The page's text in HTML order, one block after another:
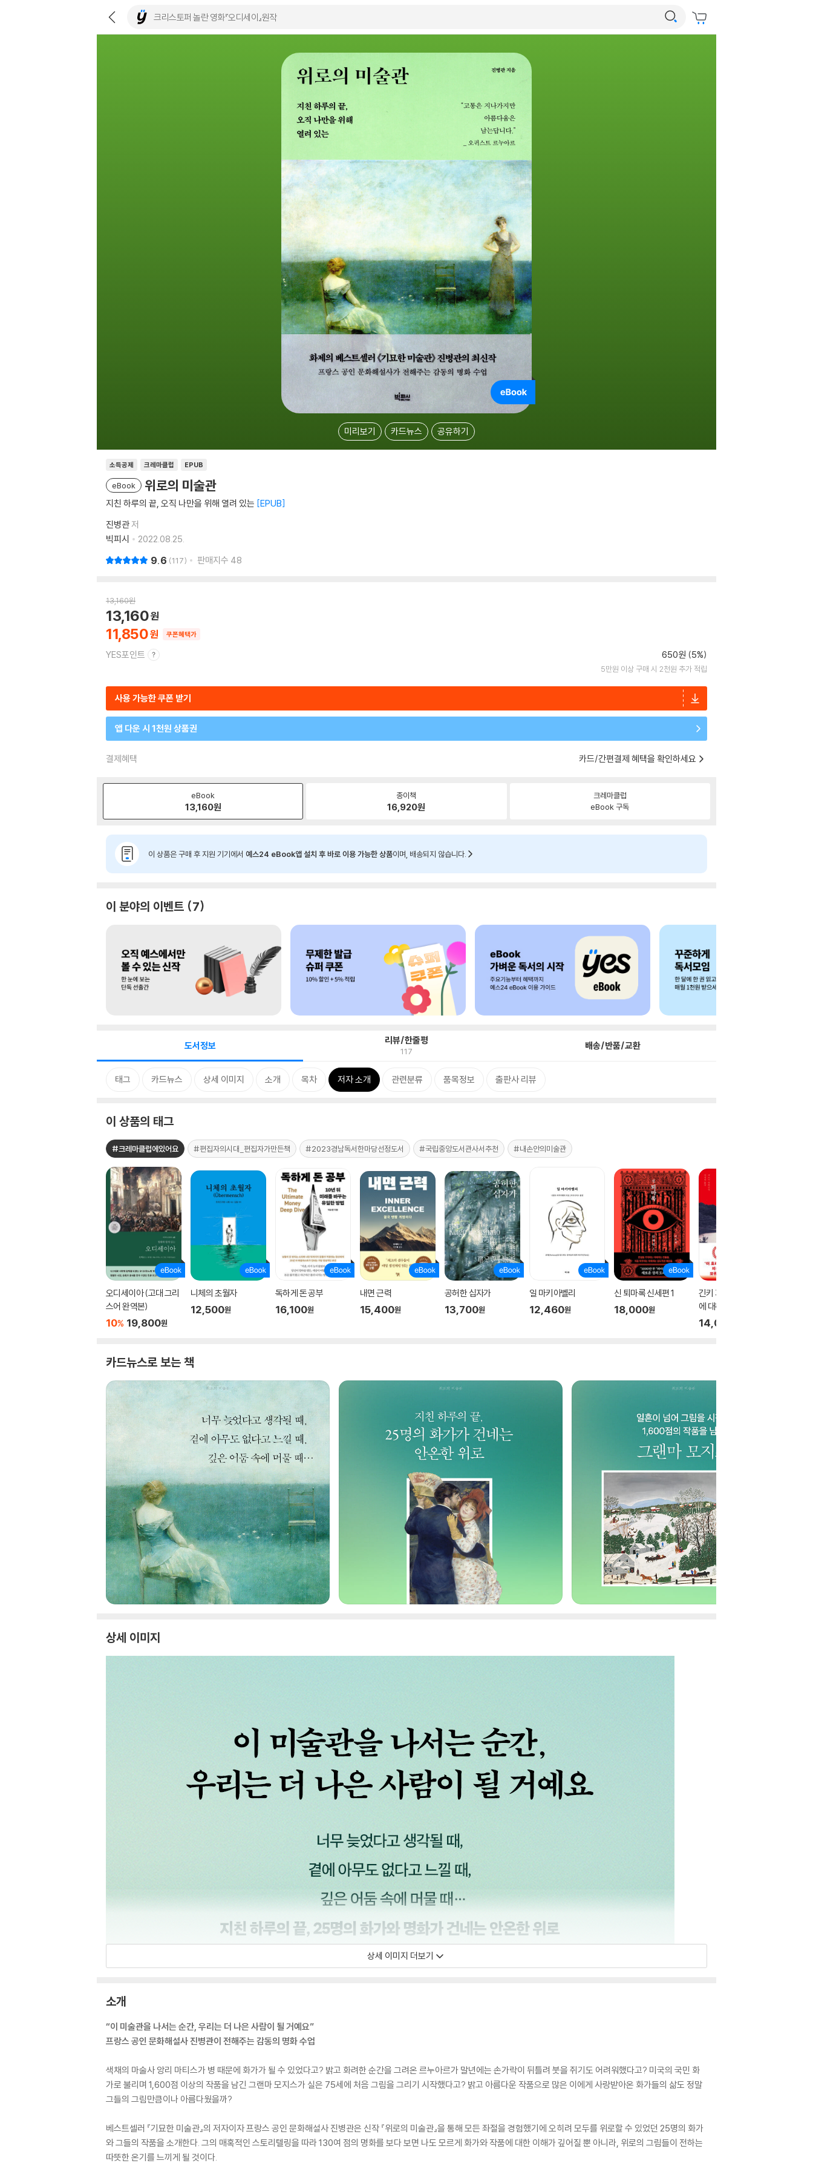
미리보기 카드뉴스 공유하기
소득공제 크레마클럽 EPUB
eBook 위로의 미술관
지친 하루의 끝, 오직 나만을 위해 열려 있는 EPUB
진병관저
빅피시
2022.08.25.
9.6 117 판매지수 48
13,160원
11,850
13,160
쿠폰혜택가
YES포인트 650원 (5%)
5만원 이상 구매 시 2천원 추가 적립
사용 가능한 쿠폰 받기
앱 다운 시 1천원 상품권
결제혜택 카드/간편결제 혜택을 확인하세요
eBook
13,160원
종이책
16,920원
크레마클럽
eBook 구독
이 상품은 구매 후 지원 기기에서 예스24 eBook앱 설치 후 바로 이용 가능한 상품이며, 배송되지 않습니다.
이 분야의 이벤트 7
도서정보 리뷰/한줄평
117 배송/반품/교환
태그 카드뉴스 상세 이미지 소개 목차 저자 소개 관련분류 품목정보 출판사 리뷰
이 상품의 태그
#크레마클럽에있어요 #편집자의시대_편집자가만든책 #2023경남독서한마당선정도서 #국립중앙도서관사서추천 #내손안의미술관
오디세이아 (고대 그리
스어 완역본)
10% 19,800원
니체의 초월자
12,500원
독하게 돈 공부
16,100원
내면 근력
15,400원
공허한 십자가
13,700원
일 마키아벨리
12,460원
신 퇴마록 신세편 1
18,000원
긴키 지방의 어느 장소
에 대하여
14,000
카드뉴스로 보는 책
상세 이미지
상세 이미지 더보기
소개
“이 미술관을 나서는 순간, 우리는 더 나은 사람이 될 거예요”
프랑스 공인 문화해설사 진병관이 전해주는 감동의 명화 수업
색채의 마술사 앙리 마티스가 병 때문에 화가가 될 수 있었다고? 밝고 화려한 순간을 그려온 르누아르가 말년에는 손가락이 뒤틀려 붓을 쥐기도 어려워했다고? 미국의 국민 화
가로 불리며 1,600점 이상의 작품을 남긴 그랜마 모지스가 실은 75세에 처음 그림을 그리기 시작했다고? 밝고 아름다운 작품으로 많은 이에게 사랑받아온 화가들의 삶도 정말
그들의 그림만큼이나 아름다웠을까?
베스트셀러 『기묘한 미술관』의 저자이자 프랑스 공인 문화해설사 진병관은 신작 『위로의 미술관』을 통해 모든 좌절을 경험했기에 오히려 모두를 위로할 수 있었던 25명의 화가
와 그들의 작품을 소개한다. 그의 매혹적인 스토리텔링을 따라 130여 점의 명화를 보다 보면 나도 모르게 화가와 작품에 대한 이해가 깊어질 뿐 아니라, 위로의 그림들이 전하는
따뜻한 온기를 느끼게 될 것이다.